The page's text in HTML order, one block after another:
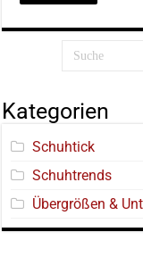
Kategorien
Schuhtick
Schuhtrends
Übergrößen &